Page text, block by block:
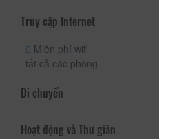
Truy cập Internet
Miễn phí wifi
tất cả các phòng
Di chuyển
Hoạt động và Thư giãn